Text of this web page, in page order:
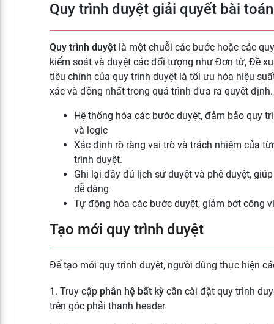
Quy trình duyệt giải quyết bài
Quy trình duyệt là một chuỗi các bước hoặc các
kiểm soát và duyệt các đối tượng như Đơn từ, Đề
tiêu chính của quy trình duyệt là tối ưu hóa hiệu
xác và đồng nhất trong quá trình đưa ra quyết định.
Hệ thống hóa các bước duyệt, đảm bảo quy
và logic
Xác định rõ ràng vai trò và trách nhiệm của
trình duyệt.
Ghi lại đầy đủ lịch sử duyệt và phê duyệt,
dễ dàng
Tự động hóa các bước duyệt, giảm bớt công
Tạo mới quy trình duyệt
Để tạo mới quy trình duyệt, người dùng thực hiện
1. Truy cập phân hệ bất kỳ cần cài đặt quy trình
trên góc phải thanh header